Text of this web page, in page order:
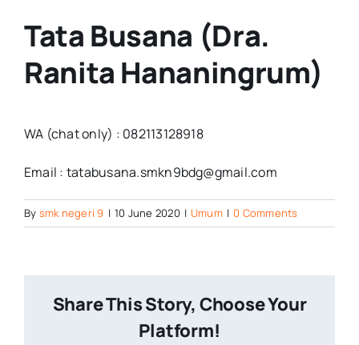
Tata Busana (Dra.
Ranita Hananingrum)
WA (chat only) : 082113128918
Email : tatabusana.smkn9bdg@gmail.com
By smk negeri 9 | 10 June 2020 | Umum | 0 Comments
Share This Story, Choose Your
Platform!